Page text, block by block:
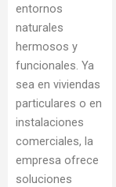
entornos
naturales
hermosos y
funcionales. Ya
sea en viviendas
particulares o en
instalaciones
comerciales, la
empresa ofrece
soluciones